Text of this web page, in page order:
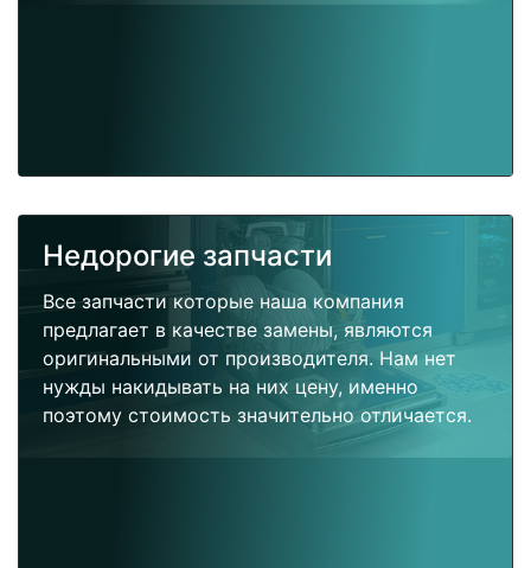
Недорогие запчасти
Все запчасти которые наша компания
предлагает в качестве замены, являются
оригинальными от производителя. Нам нет
нужды накидывать на них цену, именно
поэтому стоимость значительно отличается.